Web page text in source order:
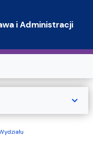
i Administracji
expand_more